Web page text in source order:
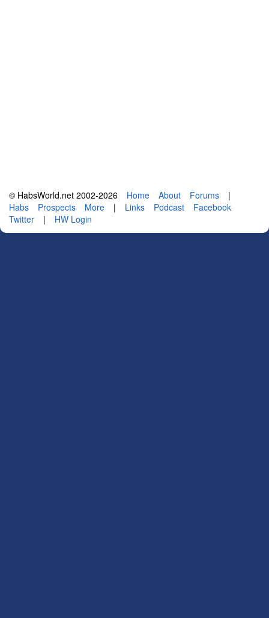
© HabsWorld.net 2002-2026 Home About Forums
|
Habs
Prospects More | Links Podcast
Facebook
Twitter
| HW Login